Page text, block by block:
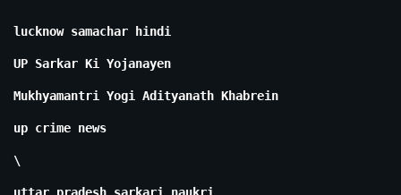
lucknow samachar hindi
UP Sarkar Ki Yojanayen
Mukhyamantri Yogi Adityanath Khabrein
up crime news
\
uttar pradesh sarkari naukri